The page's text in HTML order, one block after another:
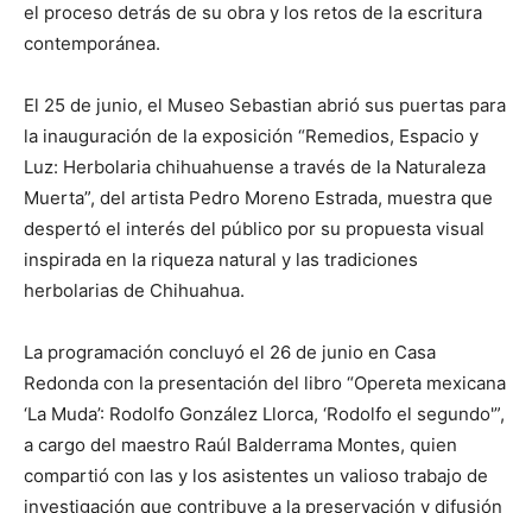
el proceso detrás de su obra y los retos de la escritura
contemporánea.
El 25 de junio, el Museo Sebastian abrió sus puertas para
la inauguración de la exposición “Remedios, Espacio y
Luz: Herbolaria chihuahuense a través de la Naturaleza
Muerta”, del artista Pedro Moreno Estrada, muestra que
despertó el interés del público por su propuesta visual
inspirada en la riqueza natural y las tradiciones
herbolarias de Chihuahua.
La programación concluyó el 26 de junio en Casa
Redonda con la presentación del libro “Opereta mexicana
‘La Muda’: Rodolfo González Llorca, ‘Rodolfo el segundo'”,
a cargo del maestro Raúl Balderrama Montes, quien
compartió con las y los asistentes un valioso trabajo de
investigación que contribuye a la preservación y difusión